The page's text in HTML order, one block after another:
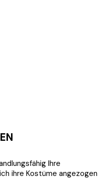
Ihre
ihre Kostüme angezogen